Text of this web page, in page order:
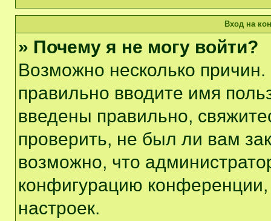
Вход на
» Почему я не могу войти?
Возможно несколько
правильно вводите имя
введены правильно,
проверить, не был ли вам
возможно, что
конфигурацию
настроек.